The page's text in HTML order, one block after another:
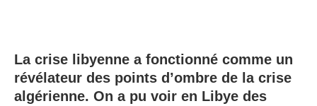
La crise libyenne a fonctionné comme un
révélateur des points d’ombre de la crise
algérienne. On a pu voir en Libye des